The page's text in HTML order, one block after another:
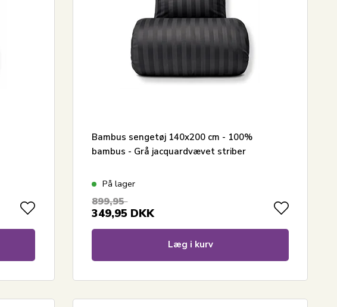
Bambus sengetøj 140x200 cm - 100%
bambus - Grå jacquardvævet striber
På lager
899,95
349,95 DKK
Læg i kurv